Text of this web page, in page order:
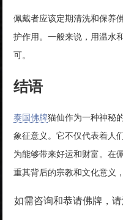
佩戴者应该定期清洗和保养
护作用。一般来说，用温水
可。
结语
泰国佛牌猫仙作为一种神秘
象征意义。它不仅代表着人
为能够带来好运和财富。在
重其背后的宗教和文化意义
如需咨询和恭请佛牌，